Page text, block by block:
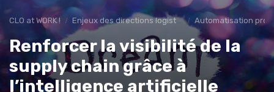
CLO at WORK ! Enjeux des directions logistiques Automatisation
Renforcer la visibilité de la
supply chain grâce à
l’intelligence artificielle